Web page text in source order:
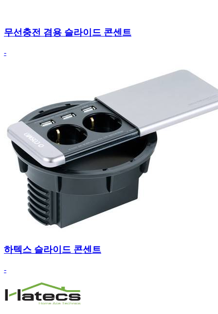
무선충전 겸용 슬라이드 콘센트
-
하텍스 슬라이드 콘센트
-